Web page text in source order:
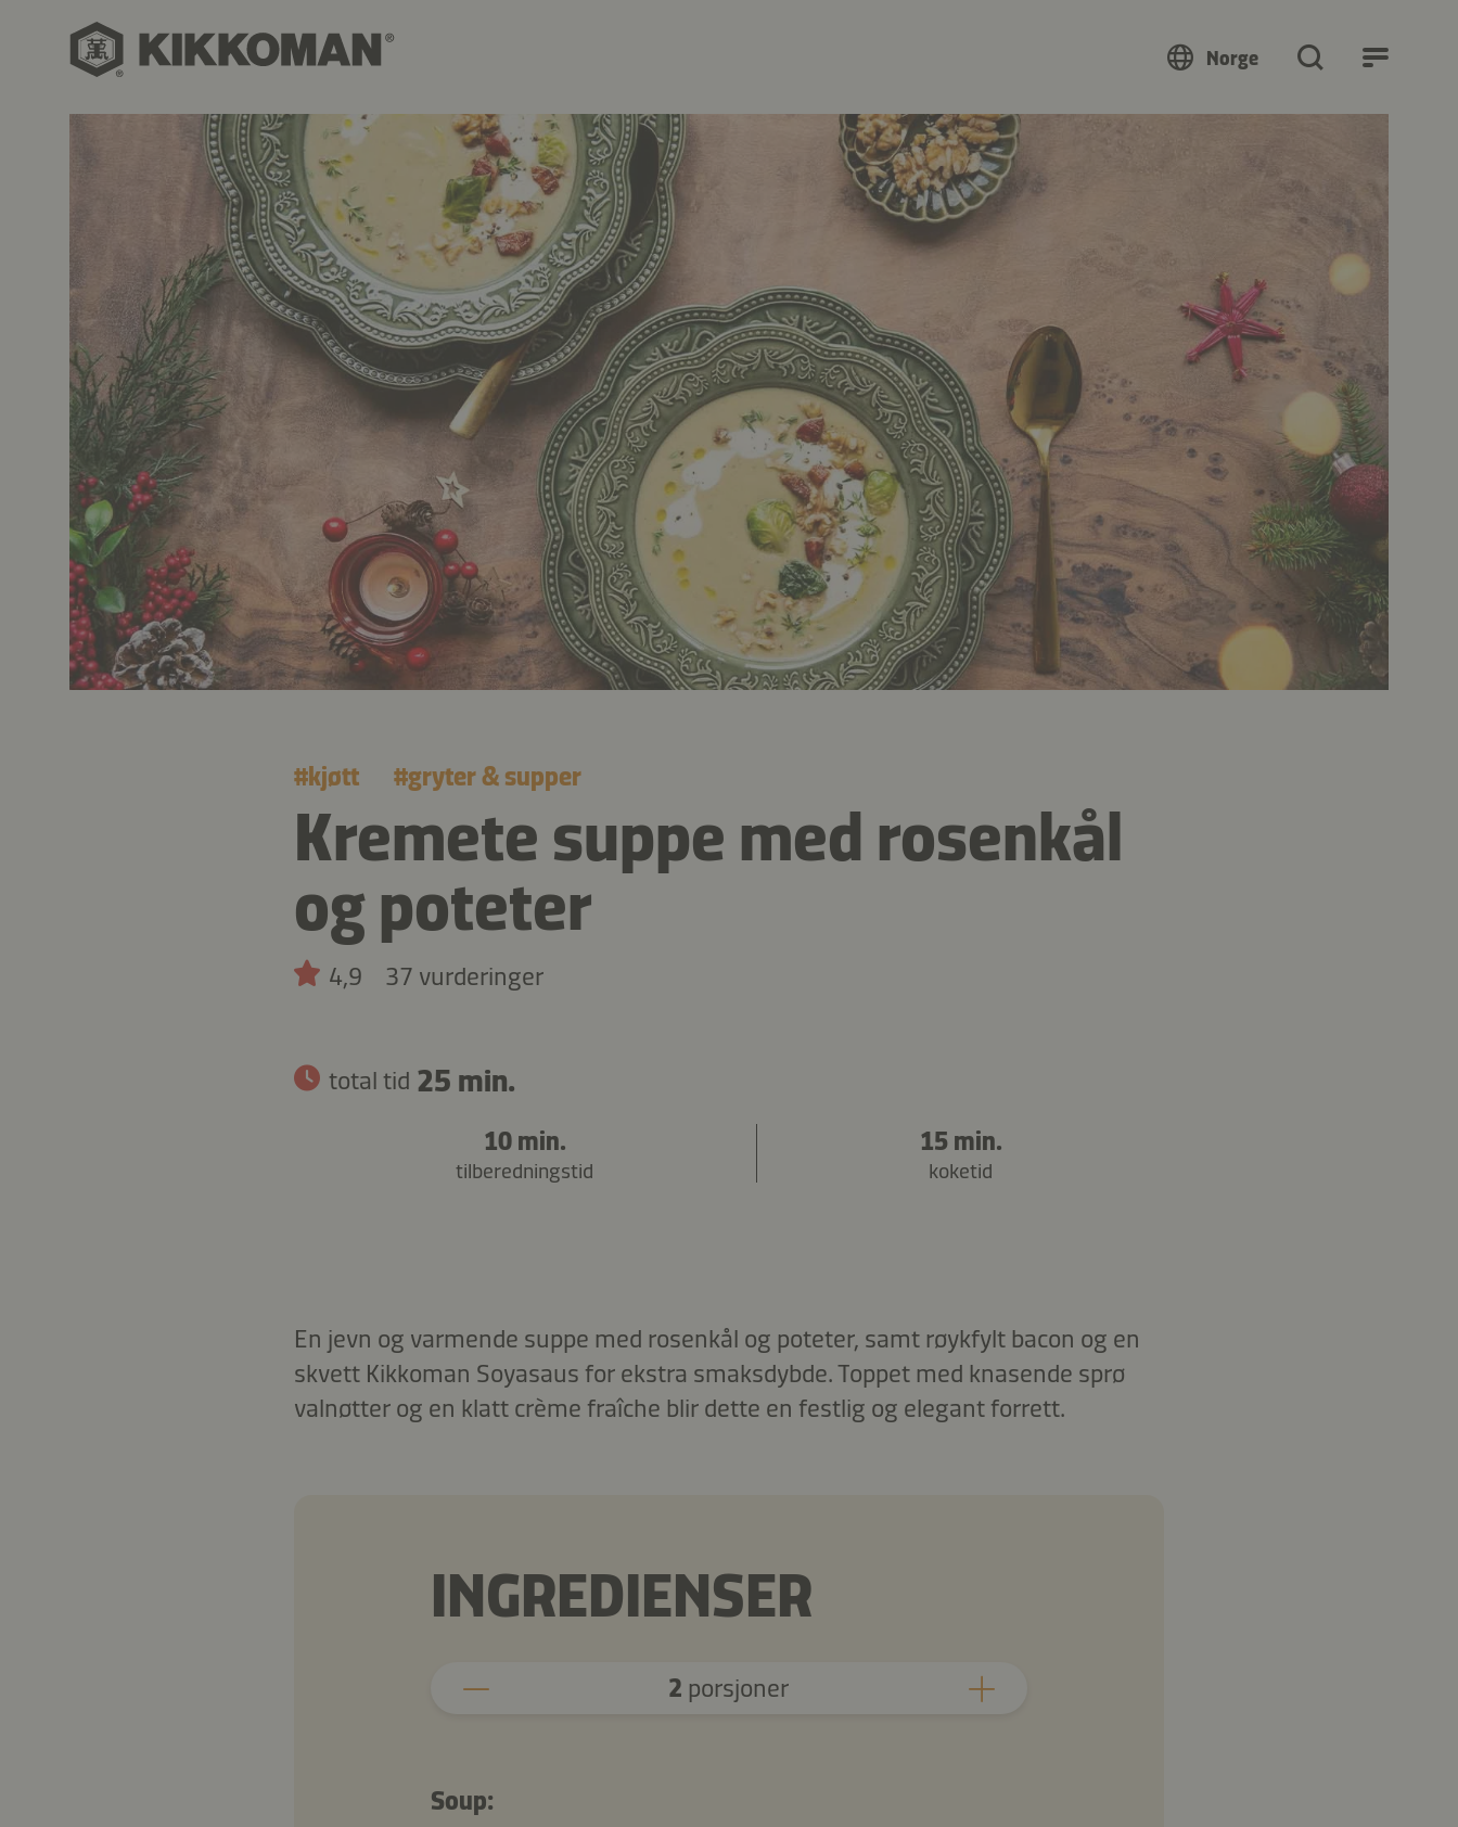
Norge
#kjøtt #gryter & supper
Kremete suppe med rosenkål
og poteter
4,9 37 vurderinger
total tid 25 min.
10 min.
tilberedningstid
15 min.
koketid
En jevn og varmende suppe med rosenkål og poteter, samt røykfylt bacon og en
skvett Kikkoman Soyasaus for ekstra smaksdybde. Toppet med knasende sprø
valnøtter og en klatt crème fraîche blir dette en festlig og elegant forrett.
INGREDIENSER
2 porsjoner
Soup: